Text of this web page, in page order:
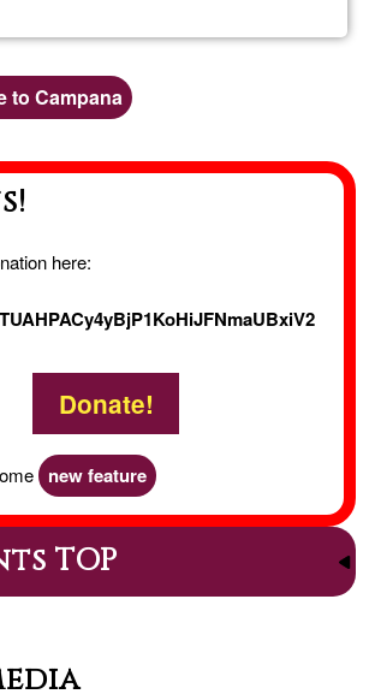
to Campana
here:
Donate!
new feature
TOP